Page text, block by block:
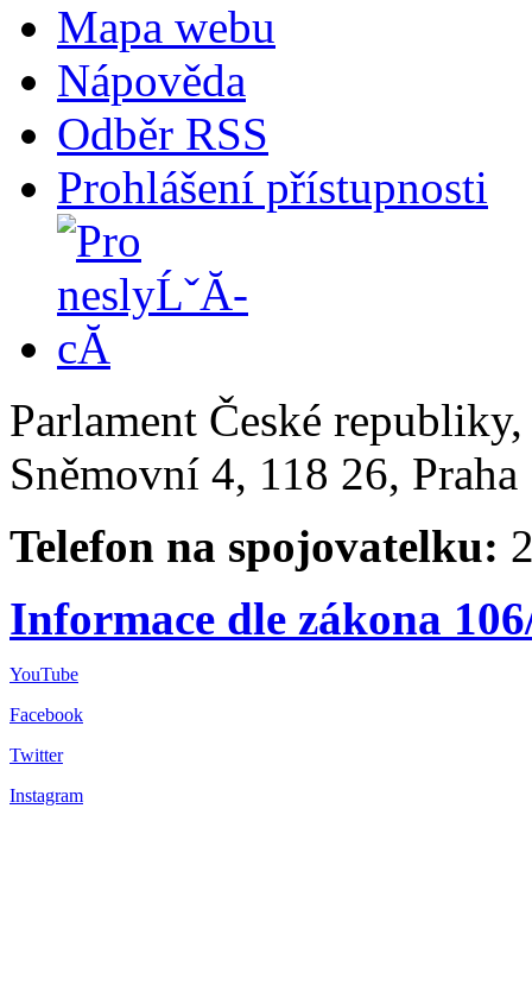
Mapa webu
Nápověda
Odběr RSS
Prohlášení přístupnosti
Parlament České
Sněmovní 4, 118 26,
Telefon na spojovatelku:
Informace dle zákona
YouTube
Facebook
Twitter
Instagram